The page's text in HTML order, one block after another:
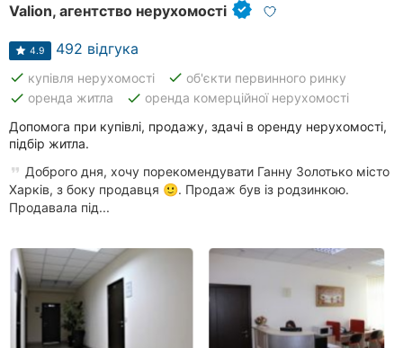
Черкаси
Чернівці
Суми
Івано-
Франківськ
Луцьк
Valion, агентство нерухомості
4.9 492 відгука
done купівля нерухомості done об'єкти первинного ринку
done оренда житла done оренда комерційної нерухомості
Допомога при купівлі, продажу, здачі в оренду нерухомості,
підбір житла.
Доброго дня, хочу порекомендувати Ганну Золотько місто
Харків, з боку продавця 🙂. Продаж був із родзинкою.
Продавала під...